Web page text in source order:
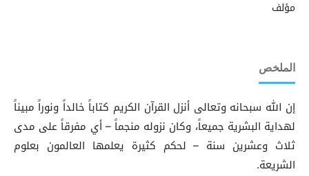
مؤلف
الملخص
إن الله سبحانه وتعالى أنزل القرآن الكريم كتاباً خالداً ونوراً مبيناً
لهداية البشرية جميعاً، وكان نزوله منجماً – أي مفرقاً على مدى
ثلاث وعشرين سنة – لحكم كثيرة يعلمها العالمون بعلوم
الشريعة.